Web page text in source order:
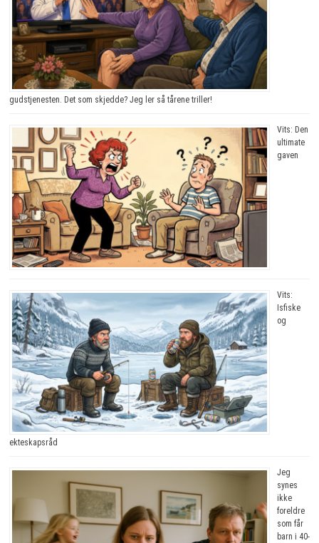
gudstjenesten. Det som skjedde? Jeg ler så tårene triller!
Vits: Den
ultimate
gaven
Vits:
Isfiske
og
ekteskapsråd
Jeg
synes
ikke
foreldre
som får
barn i 40-